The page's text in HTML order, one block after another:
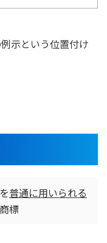
示という位置付け
を普通に用いられる
標